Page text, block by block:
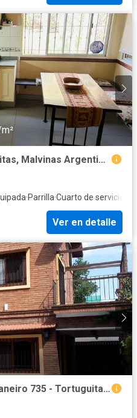
Casa en venta en Tortuguitas, Malvinas Argentinas
·Parrilla·Cuarto de servicio
Ver en detalle
Venta de casa en Rio de Janeiro 735 - Tortuguitas - Malvinas Argentinas